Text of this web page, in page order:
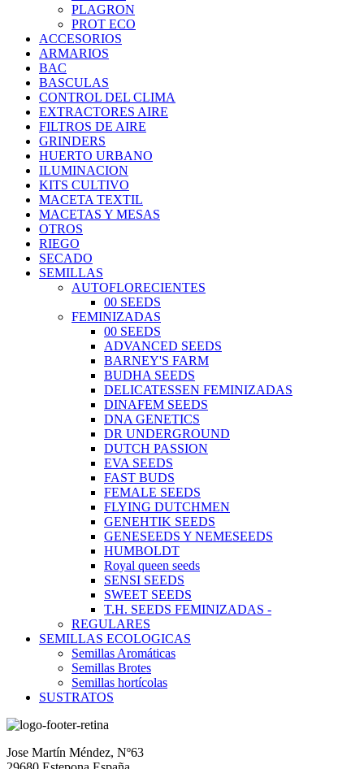
PLAGRON
PROT ECO
ACCESORIOS
ARMARIOS
BAC
BASCULAS
CONTROL DEL CLIMA
EXTRACTORES AIRE
FILTROS DE AIRE
GRINDERS
HUERTO URBANO
ILUMINACION
KITS CULTIVO
MACETA TEXTIL
MACETAS Y MESAS
OTROS
RIEGO
SECADO
SEMILLAS
AUTOFLORECIENTES
00 SEEDS
FEMINIZADAS
00 SEEDS
ADVANCED SEEDS
BARNEY'S FARM
BUDHA SEEDS
DELICATESSEN FEMINIZADAS
DINAFEM SEEDS
DNA GENETICS
DR UNDERGROUND
DUTCH PASSION
EVA SEEDS
FAST BUDS
FEMALE SEEDS
FLYING DUTCHMEN
GENEHTIK SEEDS
GENESEEDS Y NEMESEEDS
HUMBOLDT
Royal queen seeds
SENSI SEEDS
SWEET SEEDS
T.H. SEEDS FEMINIZADAS -
REGULARES
SEMILLAS ECOLOGICAS
Semillas Aromáticas
Semillas Brotes
Semillas hortícolas
SUSTRATOS
Jose Martín Méndez, Nº63